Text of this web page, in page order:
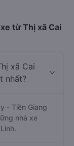
từ Thị xã Cai
xã Cai
nhất?
- Tiền Giang
nhà xe